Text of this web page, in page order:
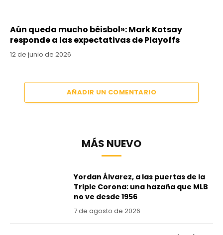
Aún queda mucho béisbol»: Mark Kotsay
responde a las expectativas de Playoffs
12 de junio de 2026
AÑADIR UN COMENTARIO
MÁS NUEVO
Yordan Álvarez, a las puertas de la
Triple Corona: una hazaña que MLB
no ve desde 1956
7 de agosto de 2026